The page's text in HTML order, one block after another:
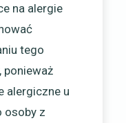
na alergie
tego
ponieważ
alergiczne u
osoby z